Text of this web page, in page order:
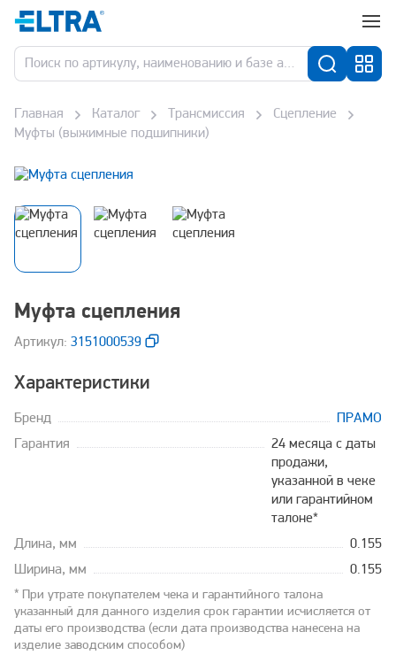
Главная Каталог Трансмиссия
Сцепление
Муфты (выжимные подшипники)
Муфта сцепления
Aртикул: 3151000539
Характеристики
Бренд
ПРАМО
Гарантия
24 месяца с даты
продажи,
указанной в чеке
или гарантийном
талоне*
Длина, мм
0.155
Ширина, мм
0.155
* При утрате покупателем чека и гарантийного талона
указанный для данного изделия срок гарантии исчисляется от
даты его производства (если дата производства нанесена на
изделие заводским способом)